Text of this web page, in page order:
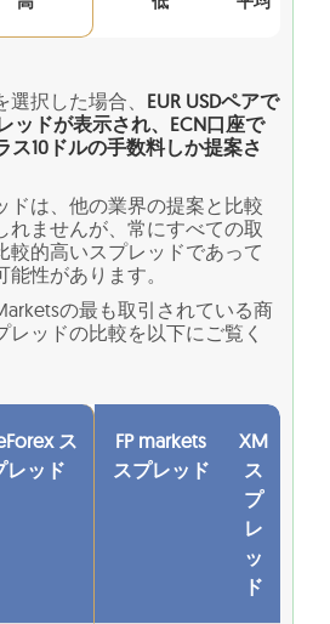
択した場合、 EUR USDペアで
ッドが表示され、ECN口座で
ス10ドルの手数料しか提案さ
ドは、他の業界の提案と比較
れませんが、常にすべての取
較的高いスプレッドであって
性があります。
の最も取引されている商
レッドの比較を以下にご覧く
ス
レッド
FP markets
スプレッド
XM
ス
プ
レ
ッ
ド